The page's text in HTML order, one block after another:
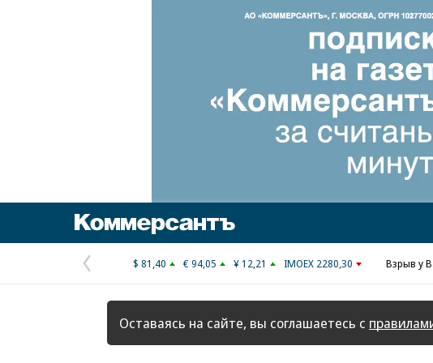
Предыдущая
страница
$ 81,40 € 94,05 ¥ 12,21 IMOEX 2280,30 Взрыв у
Оставаясь на сайте, вы соглашаетесь с